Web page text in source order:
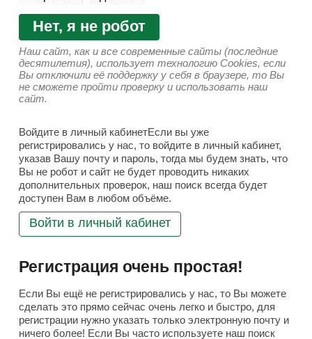
Нет, я не робот
Наш сайт, как и все современные сайты (последние
десятилетия), использует технологию Cookies, если
Вы отключили её поддержку у себя в браузере, то Вы
не сможете пройти проверку и использовать наш
сайт.
Войдите в личный кабинетЕсли вы уже
регистрировались у нас, то войдите в личный кабинет,
указав Вашу почту и пароль, тогда мы будем знать, что
Вы не робот и сайт не будет проводить никаких
дополнительных проверок, наш поиск всегда будет
доступен Вам в любом объёме.
Войти в личный кабинет
Регистрация очень простая!
Если Вы ещё не регистрировались у нас, то Вы можете
сделать это прямо сейчас очень легко и быстро, для
регистрации нужно указать только электронную почту и
ничего более! Если Вы часто используете наш поиск